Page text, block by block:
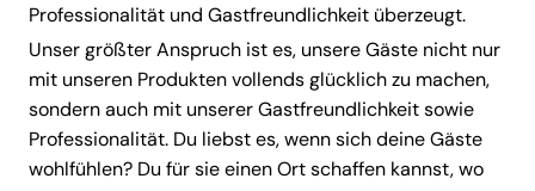
Professionalität und Gastfreundlichkeit überzeugt.
Unser größter Anspruch ist es, unsere Gäste nicht nur
mit unseren Produkten vollends glücklich zu machen,
sondern auch mit unserer Gastfreundlichkeit sowie
Professionalität. Du liebst es, wenn sich deine Gäste
wohlfühlen? Du für sie einen Ort schaffen kannst, wo